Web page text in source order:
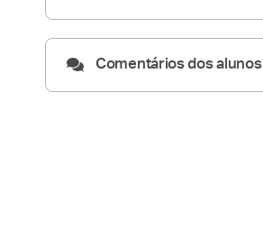
Comentários dos alunos